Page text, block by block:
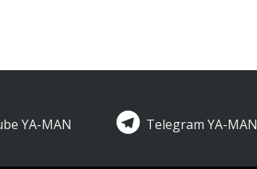
YA-MAN Telegram YA-MAN